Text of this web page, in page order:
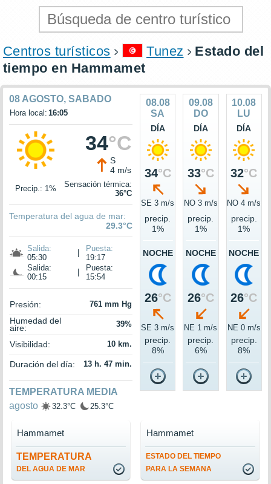
Centros turísticos Tunez
Estado del
tiempo en Hammamet
08 AGOSTO, SABADO
Hora local: 16:05
34°C
S
4 m/s
Precip.: 1%
Sensación térmica:
36°C
Temperatura del agua de mar:
29.3°C
Salida:
05:30
Puesta:
19:17
Salida:
00:15
Puesta:
15:54
Presión: 761 mm Hg
Humedad del
aire: 39%
Visibilidad: 10 km.
Duración del día: 13 h. 47 min.
TEMPERATURA MEDIA
agosto
32.3°C 25.3°C
08.08
SA
DÍA
34°C
SE 3 m/s
precip.
1%
NOCHE
26°C
SE 3 m/s
precip.
8%
09.08
DO
DÍA
33°C
NO 3 m/s
precip.
1%
NOCHE
26°C
NE 1 m/s
precip.
6%
10.08
LU
DÍA
32°C
NO 4 m/s
precip.
1%
NOCHE
26°C
NE 0 m/s
precip.
8%
TEMPERATURA
DEL AGUA DE MAR
Hammamet
ESTADO DEL TIEMPO
PARA LA SEMANA
Hammamet